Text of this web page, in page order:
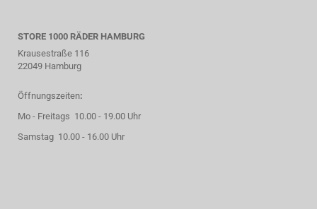
STORE 1000 RÄDER HAMBURG
Krausestraße 116
22049 Hamburg
Öffnungszeiten:
Mo - Freitags 10.00 - 19.00 Uhr
Samstag 10.00 - 16.00 Uhr